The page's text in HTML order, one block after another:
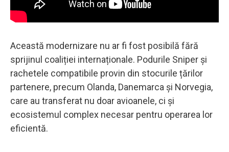
Această modernizare nu ar fi fost posibilă fără
sprijinul coaliției internaționale. Podurile Sniper și
rachetele compatibile provin din stocurile țărilor
partenere, precum Olanda, Danemarca și Norvegia,
care au transferat nu doar avioanele, ci și
ecosistemul complex necesar pentru operarea lor
eficientă.